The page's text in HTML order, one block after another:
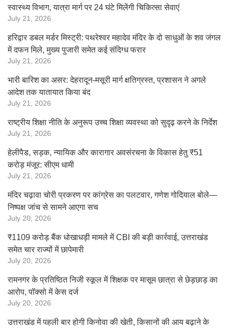
स्वास्थ्य विभाग, यात्रा मार्ग पर 24 घंटे मिलेंगी चिकित्सा सेवाएं
July 21, 2026
हरिद्वार डबल मर्डर मिस्ट्री: पथरेश्वर महादेव मंदिर के दो साधुओं के शव जंगल
में दफन मिले, मुख्य पुजारी समेत कई संदिग्ध फरार
July 21, 2026
भारी बारिश का असर: देहरादून-मसूरी मार्ग क्षतिग्रस्त, प्रशासन ने अगले
आदेश तक यातायात किया बंद
July 21, 2026
राष्ट्रीय शिक्षा नीति के अनुरूप उच्च शिक्षा व्यवस्था को सुदृढ़ करने के निर्देश
July 21, 2026
हेलीपैड, सड़क, न्यायिक और कारागार अवसंरचना के विकास हेतु ₹51
करोड़ मंजूर: सीएम धामी
July 21, 2026
मंदिर चढ़ावा चोरी प्रकरण पर कांग्रेस का पलटवार, गणेश गोदियाल बोले—
निष्पक्ष जांच से सामने आएगा सच
July 20, 2026
₹1109 करोड़ बैंक धोखाधड़ी मामले में CBI की बड़ी कार्रवाई, उत्तराखंड
समेत चार राज्यों में छापेमारी
July 20, 2026
रामनगर के प्रतिष्ठित निजी स्कूल में शिक्षक पर मासूम छात्रा से छेड़छाड़ का
आरोप, पॉक्सो में केस दर्ज
July 20, 2026
उत्तराखंड में पहली बार होगी किनोवा की खेती, किसानों की आय बढ़ाने के